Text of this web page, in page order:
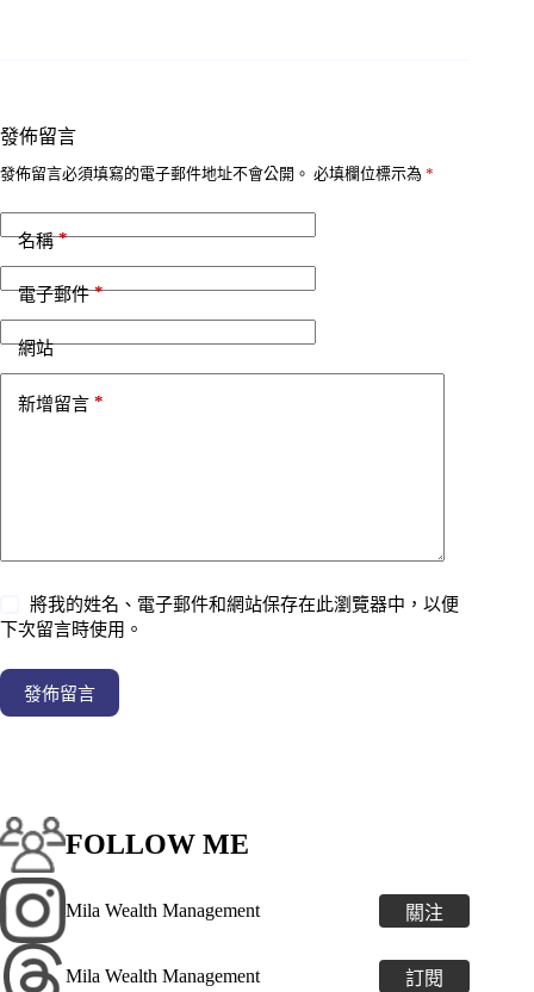
發佈留言
發佈留言必須填寫的電子郵件地址不會公開。 必填欄位標示為 *
名稱*
電子郵件*
網站
新增留言 *
將我的姓名、電子郵件和網站保存在此瀏覽器中，以便
下次留言時使用。
發佈留言
FOLLOW ME
Mila Wealth Management 關注
Mila Wealth Management 訂閱